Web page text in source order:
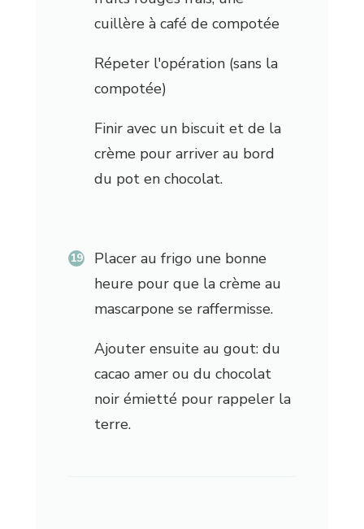
cuillère à café de compotée
Répeter l'opération (sans la
compotée)
Finir avec un biscuit et de la
crème pour arriver au bord
du pot en chocolat.
Placer au frigo une bonne
heure pour que la crème au
mascarpone se raffermisse.
Ajouter ensuite au gout: du
cacao amer ou du chocolat
noir émietté pour rappeler la
terre.